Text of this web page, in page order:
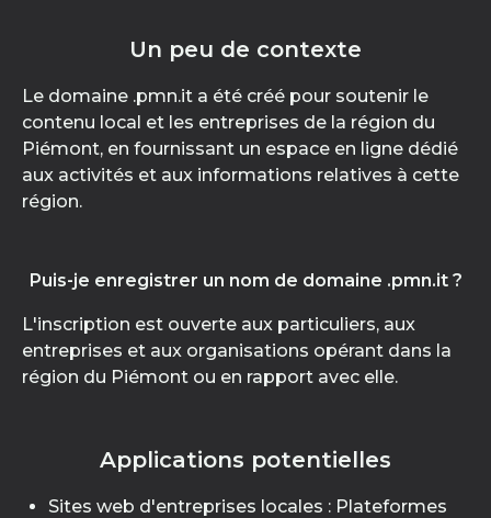
Un peu de contexte
Le domaine .pmn.it a été créé pour soutenir le
contenu local et les entreprises de la région du
Piémont, en fournissant un espace en ligne dédié
aux activités et aux informations relatives à cette
région.
Puis-je enregistrer un nom de domaine .pmn.it ?
L'inscription est ouverte aux particuliers, aux
entreprises et aux organisations opérant dans la
région du Piémont ou en rapport avec elle.
Applications potentielles
Sites web d'entreprises locales : Plateformes